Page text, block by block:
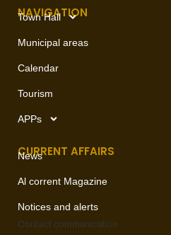
NAVIGATION
Town Hall
Municipal areas
Calendar
Tourism
APPs
CURRENT AFFAIRS
News
Al corrent Magazine
Notices and alerts
Contact communication